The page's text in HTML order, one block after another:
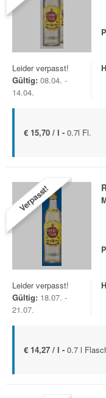
Leider verpasst!
Gültig: 08.04. -
14.04.
€ 15,70 / l - 0.7l Fl.
Verpasst!
Leider verpasst!
Gültig: 18.07. -
21.07.
€ 14,27 / l - 0.7 l